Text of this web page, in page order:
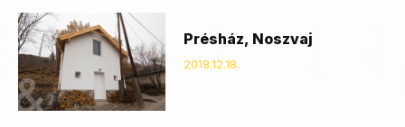
Présház, Noszvaj
2018.12.18.